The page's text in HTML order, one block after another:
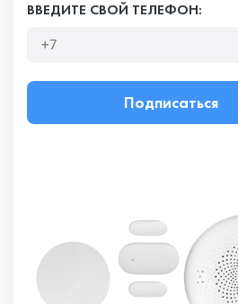
ВВЕДИТЕ СВОЙ ТЕЛЕФОН:
Подписаться